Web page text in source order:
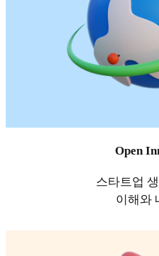
Open
스타트업
이해와